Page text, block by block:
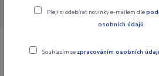
Nástroje - Kovoobrábění
Zapichovací nože
Přeji si odebírat novinky e-mailem dle
osobních údajů.
Souhlasím se zpracováním osobních